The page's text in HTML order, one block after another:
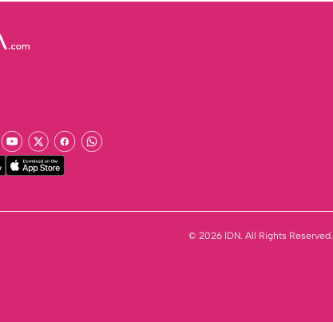
© 2026 IDN. All Rights Reserved.